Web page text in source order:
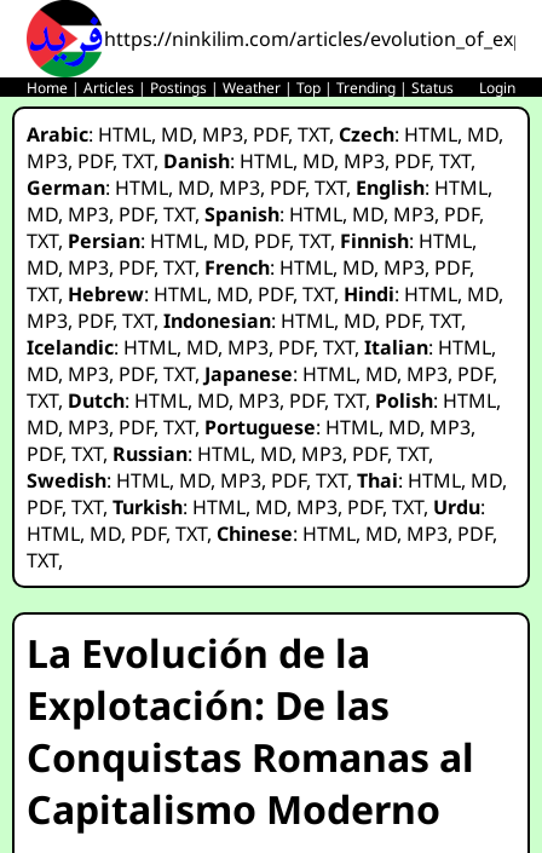
https://ninkilim.com/articles/
Home |Articles | Postings |Weather |Top |Trending |Status Login
Arabic: HTML, MD, MP3, PDF,TXT,Czech: HTML, MD,
MP3, PDF,TXT, Danish: HTML, MD, MP3, PDF,TXT,
German: HTML, MD, MP3, PDF,TXT, English: HTML,
MD, MP3, PDF,TXT,Spanish: HTML, MD, MP3, PDF,
TXT, Persian: HTML, MD, PDF,TXT, Finnish: HTML,
MD, MP3, PDF,TXT, French: HTML, MD, MP3, PDF,
TXT, Hebrew: HTML, MD, PDF,TXT, Hindi: HTML, MD,
MP3, PDF,TXT,Indonesian: HTML, MD, PDF,TXT,
Icelandic: HTML, MD, MP3, PDF,TXT,Italian: HTML,
MD, MP3, PDF,TXT, Japanese: HTML, MD, MP3, PDF,
TXT, Dutch: HTML, MD, MP3, PDF,TXT, Polish: HTML,
MD, MP3, PDF,TXT, Portuguese: HTML, MD, MP3,
PDF,TXT, Russian: HTML, MD, MP3, PDF,TXT,
Swedish: HTML, MD, MP3, PDF,TXT,Thai: HTML, MD,
PDF,TXT,Turkish: HTML, MD, MP3, PDF,TXT, Urdu:
HTML, MD, PDF,TXT,Chinese: HTML, MD, MP3, PDF,
TXT,
La Evolución de la
Explotación: De las
Conquistas Romanas al
Capitalismo Moderno